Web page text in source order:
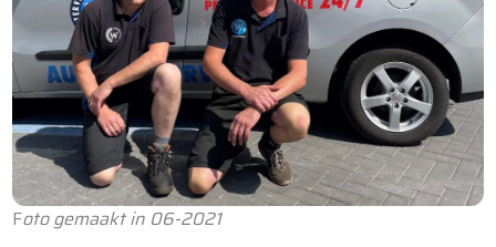
Foto gemaakt in 06-2021